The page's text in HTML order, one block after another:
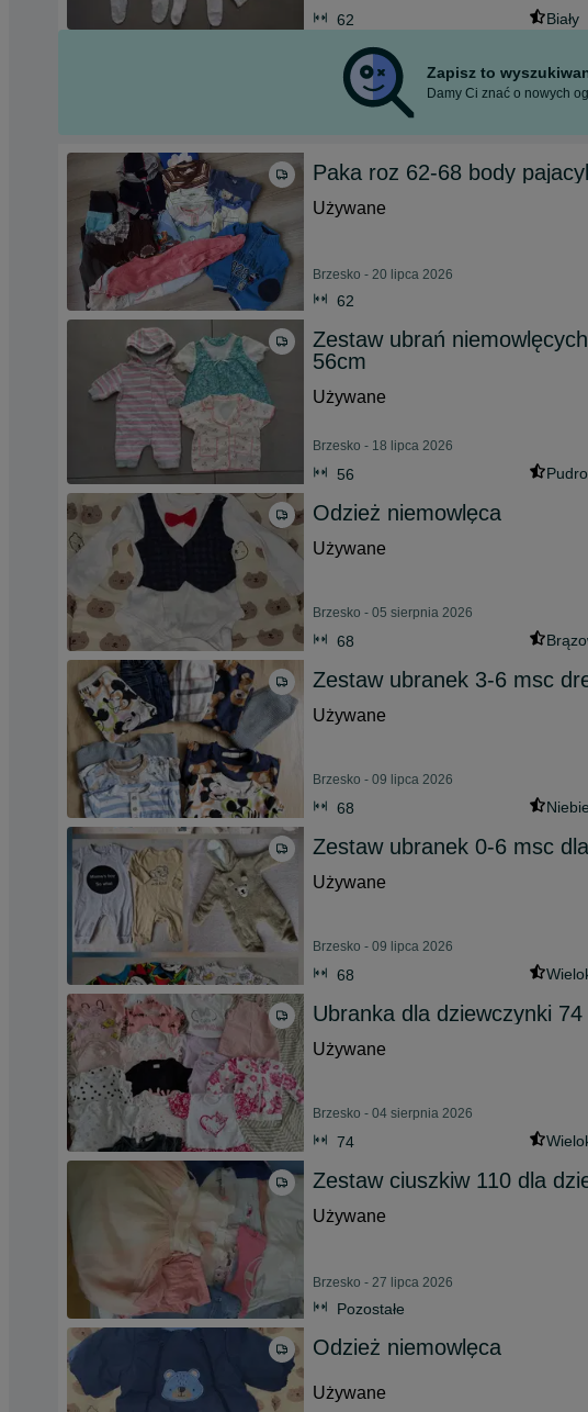
62 Biały
Zapisz to
Damy Ci znać o nowych
Paka roz 62-68 body
Używane
Brzesko - 20 lipca 2026
62
Zestaw ubrań
56cm
Używane
Brzesko - 18 lipca 2026
56
Odzież niemowlęca
Używane
Brzesko - 05 sierpnia 2026
68
Zestaw ubranek 3-6 msc
Używane
Brzesko - 09 lipca 2026
68
Zestaw ubranek 0-6 msc
Używane
Brzesko - 09 lipca 2026
68
Ubranka dla dziewczynki 74
Używane
Brzesko - 04 sierpnia 2026
74
Zestaw ciuszkiw 110 dla
Używane
Brzesko - 27 lipca 2026
Pozostałe
Odzież niemowlęca
Używane